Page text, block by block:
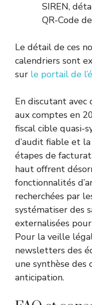
SIREN,
QR-Code
Le détail de ces
calendriers sont
sur le portail de
En discutant avec
aux comptes en
fiscal cible quasi-
d’audit fiable et
étapes de
haut offrent
fonctionnalités
recherchées par
systématiser des
externalisées
Pour la veille
newsletters des
une synthèse des
anticipation.